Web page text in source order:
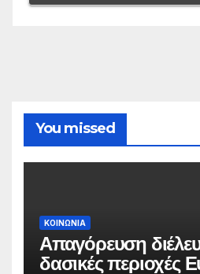
You missed
ΚΟΙΝΩΝΙΑ
Απαγόρευση
δασικές περιοχές